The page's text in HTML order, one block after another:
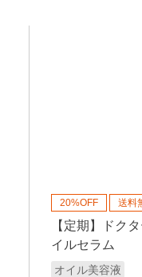
20%OFF 送料
【定期】ドク
イルセラム
オイル美容液